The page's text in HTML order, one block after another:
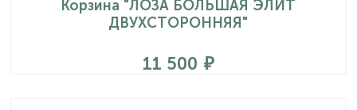
Корзина "ЛОЗА БОЛЬШАЯ ЭЛИТ
ДВУХСТОРОННЯЯ"
11 500